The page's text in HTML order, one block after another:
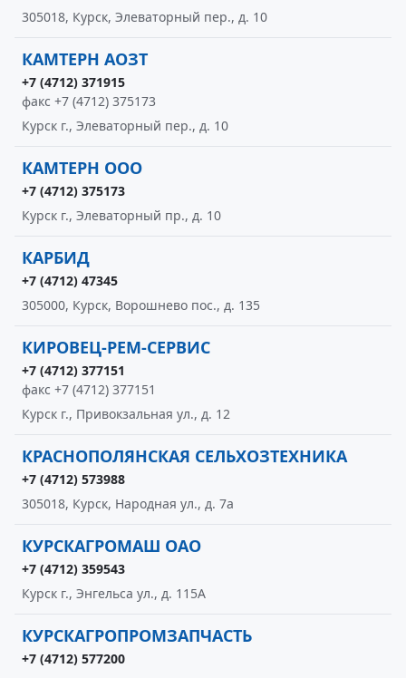
305018, Курск, Элеваторный пер., д. 10
КАМТЕРН АОЗТ
+7 (4712) 371915
факс +7 (4712) 375173
Курск г., Элеваторный пер., д. 10
КАМТЕРН ООО
+7 (4712) 375173
Курск г., Элеваторный пр., д. 10
КАРБИД
+7 (4712) 47345
305000, Курск, Ворошнево пос., д. 135
КИРОВЕЦ-РЕМ-СЕРВИС
+7 (4712) 377151
факс +7 (4712) 377151
Курск г., Привокзальная ул., д. 12
КРАСНОПОЛЯНСКАЯ СЕЛЬХОЗТЕХНИКА
+7 (4712) 573988
305018, Курск, Народная ул., д. 7а
КУРСКАГРОМАШ ОАО
+7 (4712) 359543
Курск г., Энгельса ул., д. 115А
КУРСКАГРОПРОМЗАПЧАСТЬ
+7 (4712) 577200